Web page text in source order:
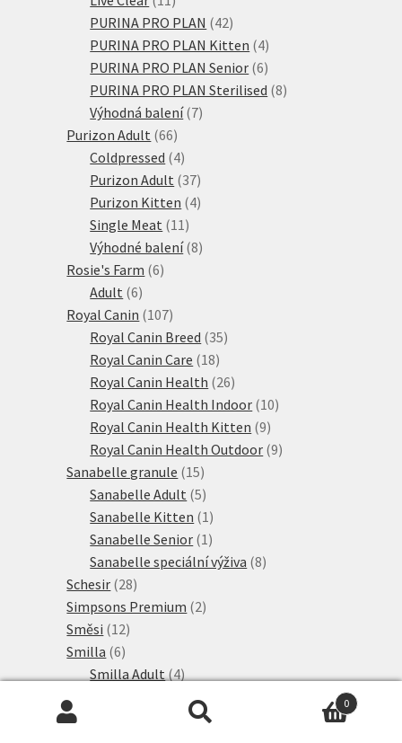
produktů
PURINA PRO PLAN 4242
produktů
PURINA PRO PLAN Kitten 44
produkty
PURINA PRO PLAN Senior 66
produktů
PURINA PRO PLAN Sterilised 88
Výhodná balení 77
Purizon Adult 6666
produktů
Coldpressed 44
produkty
Purizon Adult 3737
produktů
Purizon Kitten 44
Single Meat 11 11
produktů
Výhodné balení 88
Rosie's Farm 66
Adult 66
produktů
Royal Canin 107107
produktů
Royal Canin Breed 3535
Royal Canin Care 1818
produktů
Royal Canin Health 2626
produktů
Royal Canin Health Indoor 1010
Royal Canin Health Kitten 99
produktů
Royal Canin Health Outdoor 99
Sanabelle granule 1515
produktů
Sanabelle Adult 55
produktů
Sanabelle Kitten 1 1
produkt
Sanabelle Senior 1 1
produkt
Sanabelle speciální výživa 88
Schesir 2828
produktů
Simpsons Premium 22
Směsi 1212
Smilla 66
produktů
Smilla Adult 44
Smilla Adult speciální výživa
produkty
Smilla Veterinary Diet 2
0